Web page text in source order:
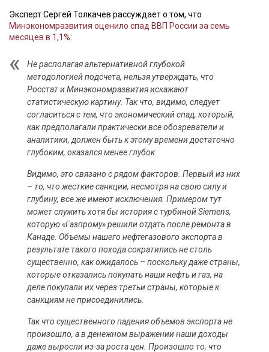
Эксперт Сергей Толкачев рассуждает о том, что
Минэкономразвития оценило спад ВВП России за семь
месяцев в 1,1%:
Не располагая альтернативной глубокой
методологией подсчета, нельзя утверждать, что
Росстат и Минэкономразвития искажают
статистическую картину. Так что, видимо, следует
согласиться с тем, что экономический спад, который,
как предполагали практически все обозреватели и
аналитики, должен быть к этому времени достаточно
глубоким, оказался менее глубок.
Видимо, это связано с рядом факторов. Первый из них
– то, что жесткие санкции, несмотря на свою силу и
глубину, все же имеют исключения. Примером тут
может служить хотя бы история с турбиной Siemens,
которую «Газпрому» решили отдать после ремонта в
Канаде. Объемы нашего нефтегазового экспорта в
результате такого похода сократились не столь
существенно, как ожидалось – поскольку даже страны,
которые отказались покупать наши нефть и газ, на
деле покупали их через третьи страны, которые к
санкциям не присоединились.
Так что существенного падения объемов экспорта не
произошло, а в денежном выражении наши доходы
даже выросли из-за роста цен. Произошло то, что